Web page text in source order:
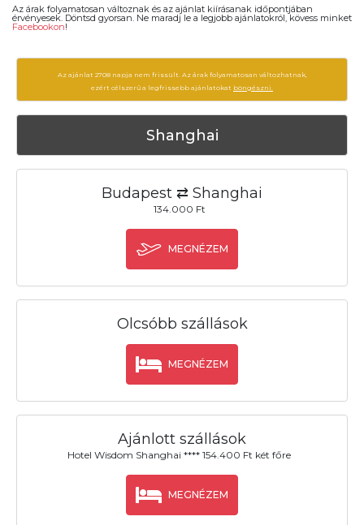
Az árak folyamatosan változnak és az ajánlat kiírásanak időpontjában
érvényesek. Döntsd gyorsan. Ne maradj le a legjobb ajánlatokról, kövess minket
Facebookon!
Az ajánlat 2708 napja nem frissült. Az árak folyamatosan változhatnak,
ezért célszerű a legfrissebb ajánlatokat böngészni.
Shanghai
Budapest ⇄ Shanghai
134.000 Ft
MEGNÉZEM
Olcsóbb szállások
MEGNÉZEM
Ajánlott szállások
Hotel Wisdom Shanghai **** 154.400 Ft két főre
MEGNÉZEM